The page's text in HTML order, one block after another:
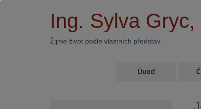
Ing. Sylva
Žijme život podle vlastních představ
Úvod